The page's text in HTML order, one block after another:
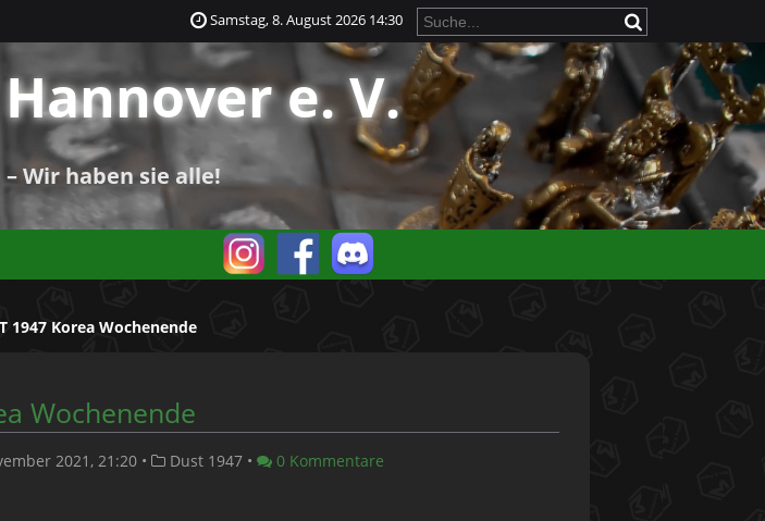
Samstag, 8. August 2026 14:30
e. V.
Wir haben sie alle!
1947 Korea Wochenende
Wochenende
2021, 21:20 • Dust 1947 • 0 Kommentare